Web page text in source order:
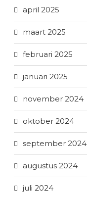
april 2025
maart 2025
februari 2025
januari 2025
november 2024
oktober 2024
september 2024
augustus 2024
juli 2024